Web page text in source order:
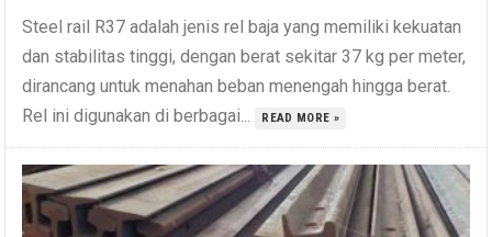
Steel rail R37 adalah jenis rel baja yang memiliki kekuatan
dan stabilitas tinggi, dengan berat sekitar 37 kg per meter,
dirancang untuk menahan beban menengah hingga berat.
Rel ini digunakan di berbagai...
READ MORE »